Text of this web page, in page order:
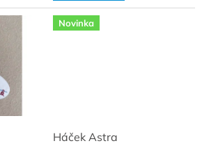
Novinka
Háček Astra